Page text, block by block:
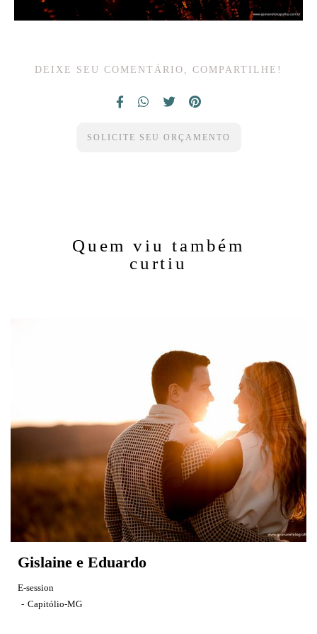
DEIXE SEU COMENTÁRIO, COMPARTILHE!
SOLICITE SEU ORÇAMENTO
Quem viu também
curtiu
Gislaine e Eduardo
E-session
Capitólio-MG